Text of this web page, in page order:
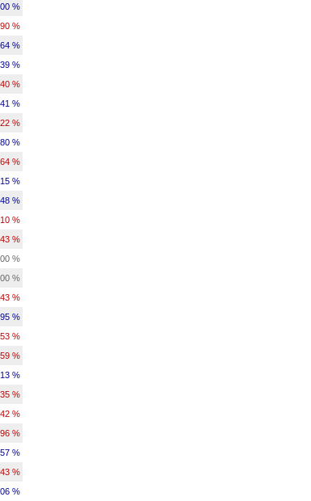
%
%
%
%
%
%
%
%
%
%
%
%
%
%
%
%
%
%
%
%
%
%
%
%
%
%